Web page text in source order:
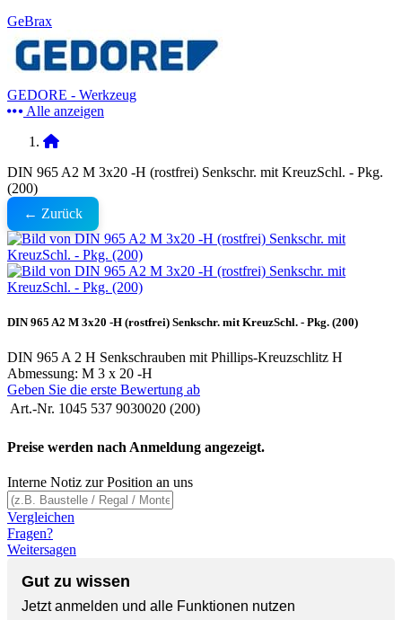
GeBrax
GEDORE - Werkzeug
Alle anzeigen
DIN 965 A2 M 3x20 -H (rostfrei) Senkschr. mit KreuzSchl. - Pkg.
(200)
← Zurück
DIN 965 A2 M 3x20 -H (rostfrei) Senkschr. mit KreuzSchl. - Pkg. (200)
DIN 965 A 2 H Senkschrauben mit Phillips-Kreuzschlitz H
Abmessung: M 3 x 20 -H
Geben Sie die erste Bewertung ab
Art.-Nr. 1045 537 9030020 (200)
Preise werden nach Anmeldung angezeigt.
Interne Notiz zur Position an uns
Vergleichen
Fragen?
Weitersagen
Gut zu wissen
Jetzt anmelden und alle Funktionen nutzen